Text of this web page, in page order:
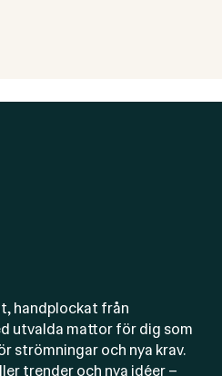
handplockat från
utvalda mattor för dig som
strömningar och nya krav.
trender och nya idéer –